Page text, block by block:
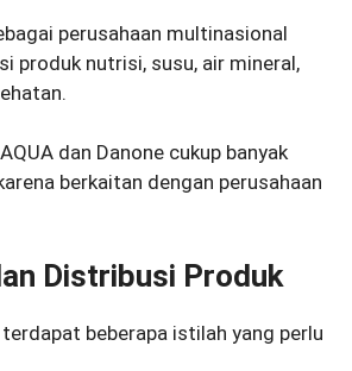
perusahaan multinasional
produk nutrisi, susu, air mineral,
dan Danone cukup banyak
berkaitan dengan perusahaan
Distribusi Produk
terdapat beberapa istilah yang perlu